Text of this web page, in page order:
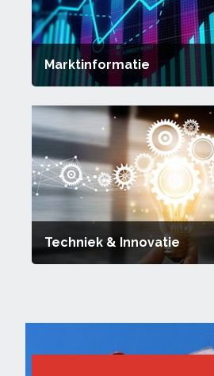
Marktinformatie
Techniek & Innovatie